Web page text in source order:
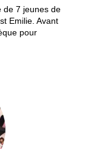
de 7 jeunes de
Emilie. Avant
pour
cette fois ci,